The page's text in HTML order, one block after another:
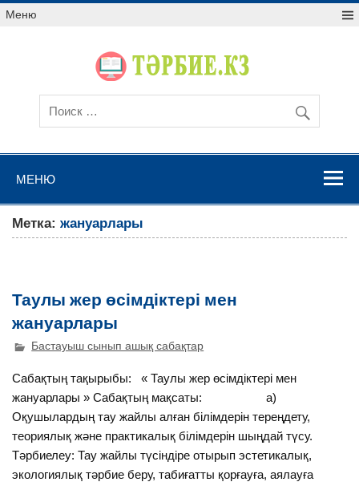
Меню
МЕНЮ
Метка:жануарлары
Таулы жер өсімдіктері мен
жануарлары
Бастауыш сынып ашық сабақтар
Сабақтың тақырыбы: « Таулы жер өсімдіктері мен
жануарлары » Сабақтың мақсаты: а)
Оқушылардың тау жайлы алған білімдерін тереңдету,
теориялық және практикалық білімдерін шыңдай түсу.
Тәрбиелеу: Тау жайлы түсіндіре отырып эстетикалық,
экологиялық тәрбие беру, табиғатты қорғауға, аялауға